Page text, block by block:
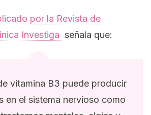
por la Revista de
Investiga señala que:
vitamina B3 puede producir
en el sistema nervioso como